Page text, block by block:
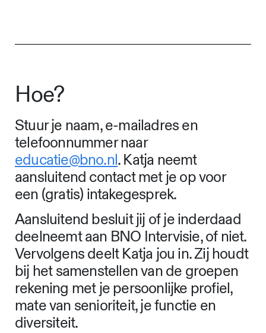
Hoe?
Stuur je naam, e-mailadres en
telefoonnummer naar
educatie@bno.nl. Katja neemt
aansluitend contact met je op voor
een (gratis) intakegesprek.
Aansluitend besluit jij of je inderdaad
deelneemt aan BNO Intervisie, of niet.
Vervolgens deelt Katja jou in. Zij houdt
bij het samenstellen van de groepen
rekening met je persoonlijke profiel,
mate van senioriteit, je functie en
diversiteit.